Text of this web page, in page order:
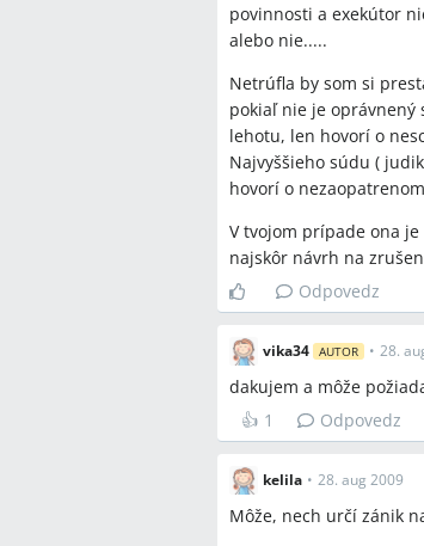
Q:Existuje veková
zaniká?
A:Právnik v diskusii
citoval judikatúru (R
tiež spomínali odkazy
dieťa).
Q:Môže súd prikázať
pracovalo?
A:V diskusii sa
pracovalo; rozhodnutie
Závery z
Zhoda
Potrebné je podať
povinnosti a exekútor
alebo nie.....
Netrúfla by som si
pokiaľ nie je oprávnený
lehotu, len hovorí o
Najvyššieho súdu (
hovorí o
V tvojom prípade ona
najskôr návrh na
Odpovedz
vika34 AUTOR • 28.
dakujem a môže
👍 1 Odpovedz
kelila • 28. aug 2009
Môže, nech určí zánik